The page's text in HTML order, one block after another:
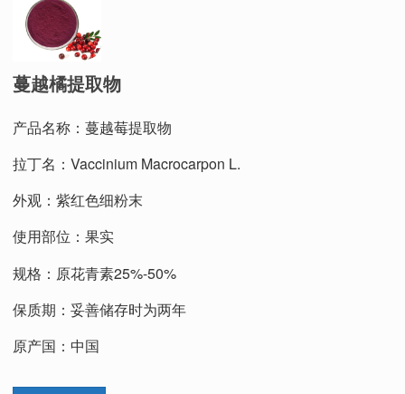
蔓越橘提取物
产品名称：蔓越莓提取物
拉丁名：Vaccinium Macrocarpon L.
外观：紫红色细粉末
使用部位：果实
规格：原花青素25%-50%
保质期：妥善储存时为两年
原产国：中国